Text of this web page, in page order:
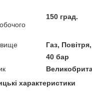
150 град.
Газ,
40 бар
характеристики